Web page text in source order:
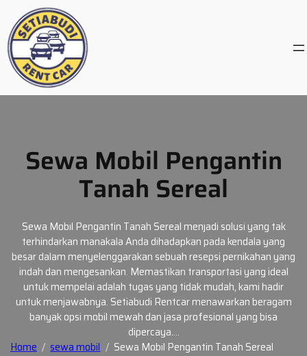
content
Sewa Mobil Pengantin
Tanah Sereal
Sewa Mobil Pengantin Tanah Sereal menjadi solusi yang tak
terhindarkan manakala Anda dihadapkan pada kendala yang
besar dalam menyelenggarakan sebuah resepsi pernikahan yang
indah dan mengesankan. Memastikan transportasi yang ideal
untuk mempelai adalah tugas yang tidak mudah, kami hadir
untuk menjawabnya. Setiabudi Rentcar menawarkan beragam
banyak opsi mobil mewah dan jasa profesional yang bisa
dipercaya.…
Home
sewa mobil Sewa Mobil Pengantin Tanah Sereal